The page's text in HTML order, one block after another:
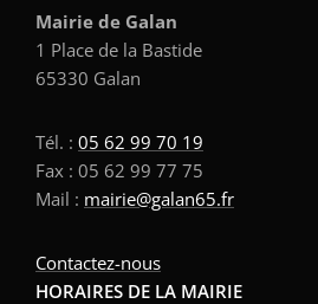
Mairie de Galan
1 Place de la Bastide
65330 Galan
Tél. : 05 62 99 70 19
Fax : 05 62 99 77 75
Mail : mairie@galan65.fr
Contactez-nous
HORAIRES DE LA MAIRIE